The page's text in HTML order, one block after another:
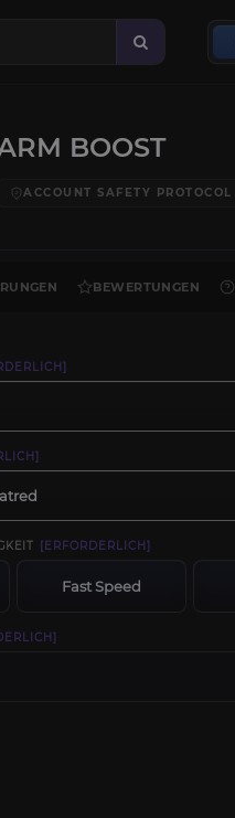
BOOST
ACCOUNT SAFETY PROTOCOL
BEWERTUNGEN
[ERFORDERLICH]
Fast Speed